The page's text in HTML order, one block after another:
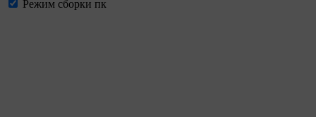
Режим сборки пк